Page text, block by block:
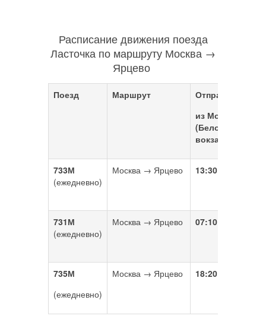
Расписание движения поезда
Ласточка по маршруту Москва →
Ярцево
Поезд Маршрут
Отправление
из Москвы
(Белорусский
вокзал)
733М
(ежедневно)
Москва → Ярцево 13:30
731М
(ежедневно)
Москва → Ярцево 07:10
735М
(ежедневно)
Москва → Ярцево 18:20